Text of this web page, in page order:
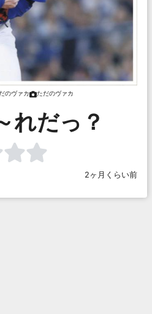
のヴァカ ただのヴァカ
れだっ？
2ヶ月くらい前